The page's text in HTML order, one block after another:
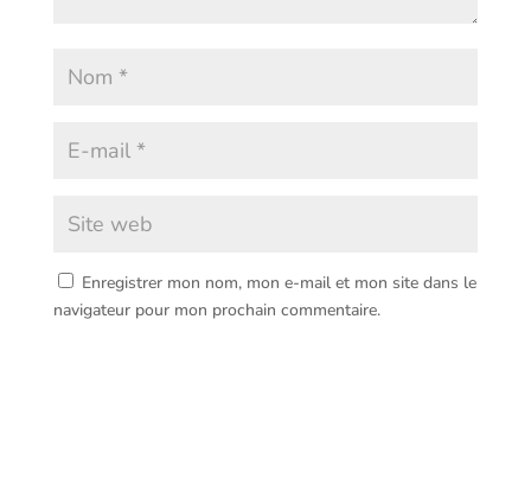
Enregistrer mon nom, mon e-mail et mon site dans le
navigateur pour mon prochain commentaire.